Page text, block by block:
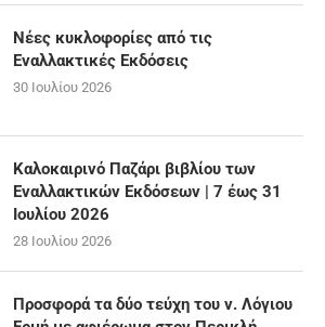
Νέες κυκλοφορίες από τις
Εναλλακτικές Εκδόσεις
30 Ιουλίου 2026
Καλοκαιρινό Παζάρι βιβλίου των
Εναλλακτικών Εκδόσεων | 7 έως 31
Ιουλίου 2026
28 Ιουλίου 2026
Προσφορά τα δύο τεύχη του ν. Λόγιου